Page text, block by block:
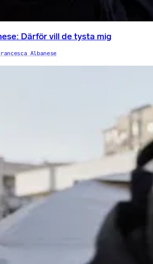
Därför vill de tysta mig
Albanese